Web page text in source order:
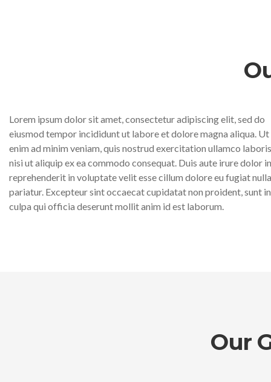
Lorem ipsum dolor sit amet, consectetur adipiscing elit, sed do
eiusmod tempor incididunt ut labore et dolore magna aliqua. Ut
enim ad minim veniam, quis nostrud exercitation ullamco laboris
nisi ut aliquip ex ea commodo consequat. Duis aute irure dolor in
reprehenderit in voluptate velit esse cillum dolore eu fugiat nulla
pariatur. Excepteur sint occaecat cupidatat non proident, sunt in
culpa qui officia deserunt mollit anim id est laborum.
Our